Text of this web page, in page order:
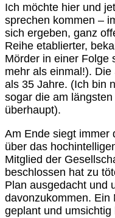
Ich möchte hier und
sprechen kommen –
sich ergeben, ganz
Reihe etablierter,
Mörder in einer Folge
mehr als einmal!).
als 35 Jahre. (Ich bin
sogar die am
überhaupt).
Am Ende siegt immer
über das
Mitglied der
beschlossen hat zu
Plan ausgedacht und
davonzukommen. Ein
geplant und